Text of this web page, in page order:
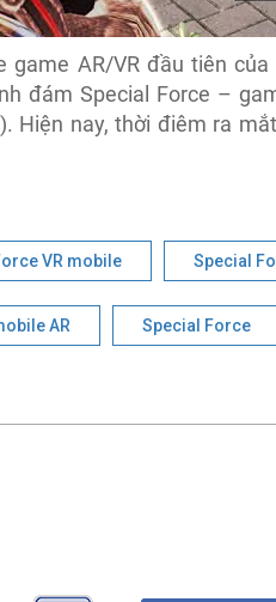
game AR/VR đầu tiên
đám Special Force –
Hiện nay, thời điêm ra
VR mobile Special
AR Special Force